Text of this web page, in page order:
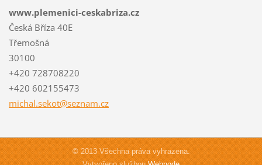
www.plemenici-ceskabriza.cz
Česká Bříza 40E
Třemošná
30100
+420 728708220
+420 602155473
michal.sekot@seznam.cz
© 2013 Všechna práva vyhrazena.